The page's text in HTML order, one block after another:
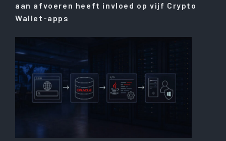
aan afvoeren heeft invloed op vijf Crypto
Wallet-apps